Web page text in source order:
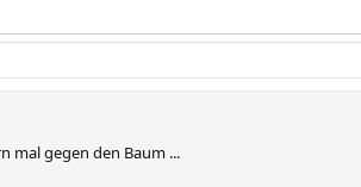
mal gegen den Baum ...